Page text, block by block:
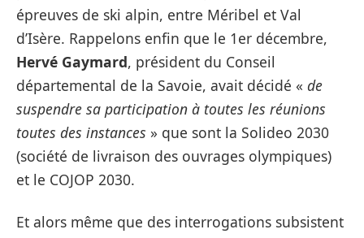
épreuves de ski alpin, entre Méribel et Val
d’Isère. Rappelons enfin que le 1er décembre,
Hervé Gaymard, président du Conseil
départemental de la Savoie, avait décidé « de
suspendre sa participation à toutes les réunions
toutes des instances » que sont la Solideo 2030
(société de livraison des ouvrages olympiques)
et le COJOP 2030.
Et alors même que des interrogations subsistent